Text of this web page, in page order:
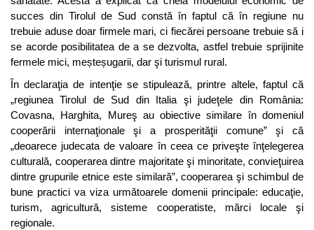
succes din Tirolul de Sud constă în faptul că în regiune nu
trebuie aduse doar firmele mari, ci fiecărei persoane trebuie să i
se acorde posibilitatea de a se dezvolta, astfel trebuie sprijinite
fermele mici, meșteșugarii, dar şi turismul rural.
În declaraţia de intenţie se stipulează, printre altele, faptul că
„regiunea Tirolul de Sud din Italia şi judeţele din România:
Covasna, Harghita, Mureş au obiective similare în domeniul
cooperării internaţionale şi a prosperităţii comune” şi că
„deoarece judecata de valoare în ceea ce priveşte înţelegerea
culturală, cooperarea dintre majoritate şi minoritate, convieţuirea
dintre grupurile etnice este similară”, cooperarea şi schimbul de
bune practici va viza următoarele domenii principale: educaţie,
turism, agricultură, sisteme cooperatiste, mărci locale şi
regionale.